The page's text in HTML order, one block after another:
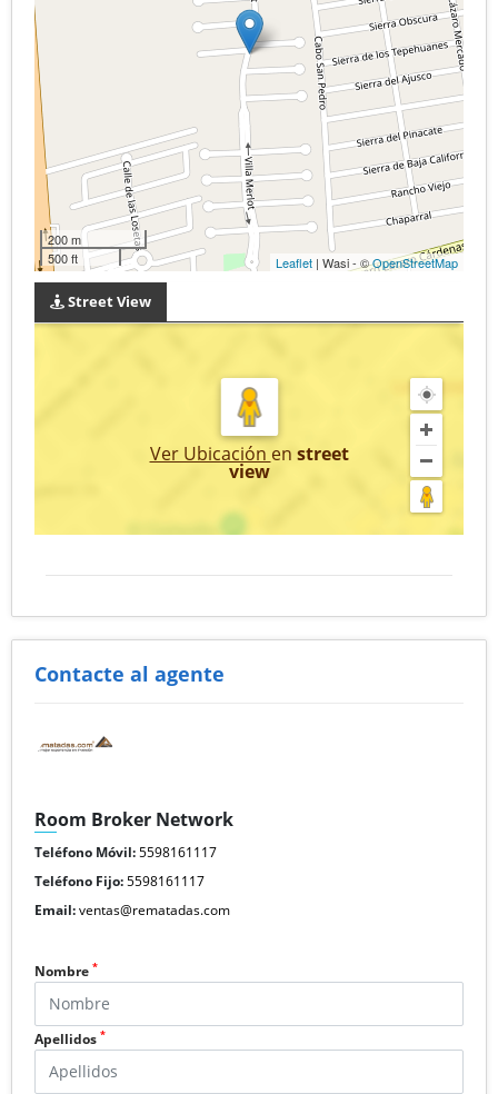
200 m
500 ft
Leaflet | Wasi - ©OpenStreetMap
Street View
Ver Ubicación en street
view
Contacte al agente
Room Broker Network
Teléfono Móvil:5598161117
Teléfono Fijo:5598161117
Email:ventas@rematadas.com
Nombre *
Apellidos *